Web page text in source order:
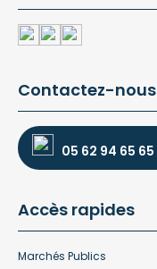
Contactez-nous
05 62 94 65 65
Accès rapides
Marchés Publics